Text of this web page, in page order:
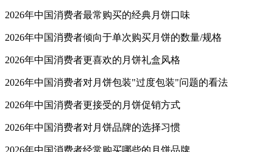
2026年中国消费者最常购买的经典月饼口味
2026年中国消费者倾向于单次购买月饼的数量/规格
2026年中国消费者更喜欢的月饼礼盒风格
2026年中国消费者对月饼包装"过度包装"问题的看法
2026年中国消费者更接受的月饼促销方式
2026年中国消费者对月饼品牌的选择习惯